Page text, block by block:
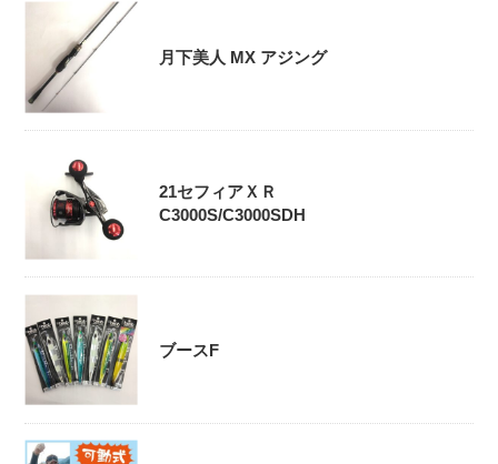
月下美人 MX アジング
21セフィアＸＲ
C3000S/C3000SDH
ブースF